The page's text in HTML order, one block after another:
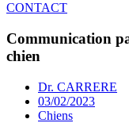
CONTACT
Communication
chien
Dr. CARRERE
03/02/2023
Chiens